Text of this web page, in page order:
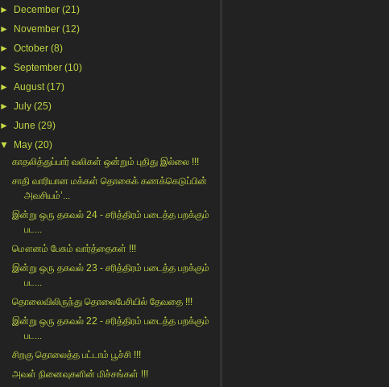
►
December (21)
►
November (12)
►October (8)
►September (10)
►August (17)
►July (25)
►June (29)
▼
May (20)
காதலித்துப்பார் வலிகள் ஒன்றும் புதிது இல்லை !!!
சாதி வாரியான மக்கள் தொகைக் கணக்கெடுப்பின்
அவசியம்’...
இன்று ஒரு தகவல் 24 - சரித்திரம் படைத்த பறக்கும்
பட...
மௌனம் பேசும் வார்த்தைகள் !!!
இன்று ஒரு தகவல் 23 - சரித்திரம் படைத்த பறக்கும்
பட...
தொலைவிலிருந்து தொலைபேசியில் தேவதை !!!
இன்று ஒரு தகவல் 22 - சரித்திரம் படைத்த பறக்கும்
பட...
சிறகு தொலைத்த பட்டாம் பூச்சி !!!
அவள் நினைவுகளின் மிச்சங்கள் !!!